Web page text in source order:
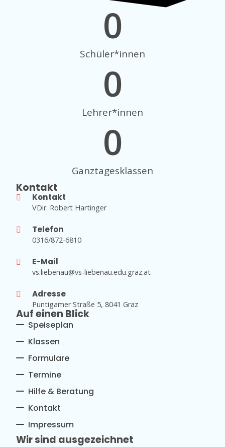
0
Schüler*innen
0
Lehrer*innen
0
Ganztagesklassen
Kontakt
Kontakt
VDir. Robert Hartinger
Telefon
0316/872-6810
E-Mail
vs.liebenau@vs-liebenau.edu.graz.at
Adresse
Puntigamer Straße 5, 8041 Graz
Auf einen Blick
Speiseplan
Klassen
Formulare
Termine
Hilfe & Beratung
Kontakt
Impressum
Wir sind ausgezeichnet